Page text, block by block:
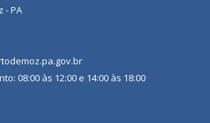
- PA
08:00 às 12:00 e 14:00 às 18:00